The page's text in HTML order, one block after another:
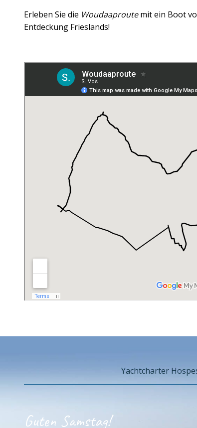
Erleben Sie die Woudaaproutemit ein Boot
Entdeckung Frieslands!
Yachtcharter
Guten Samstag!